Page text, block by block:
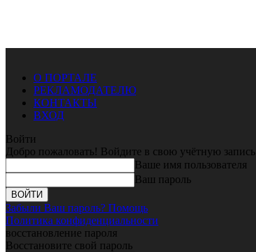
О ПОРТАЛЕ
РЕКЛАМОДАТЕЛЮ
КОНТАКТЫ
ВХОД
Войти
Добро пожаловать! Войдите в свою учётную запись
Ваше имя пользователя
Ваш пароль
Забыли Ваш пароль? Помощь
Политика конфиденциальности
восстановление пароля
Восстановите свой пароль